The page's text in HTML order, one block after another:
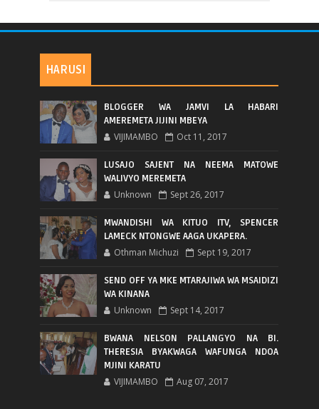
HARUSI
BLOGGER WA JAMVI LA HABARI
AMEREMETA JIJINI MBEYA
VIJIMAMBO Oct 11, 2017
LUSAJO SAJENT NA NEEMA MATOWE
WALIVYO MEREMETA
Unknown Sept 26, 2017
MWANDISHI WA KITUO ITV, SPENCER
LAMECK NTONGWE AAGA UKAPERA.
Othman Michuzi Sept 19, 2017
SEND OFF YA MKE MTARAJIWA WA MSAIDIZI
WA KINANA
Unknown Sept 14, 2017
BWANA NELSON PALLANGYO NA BI.
THERESIA BYAKWAGA WAFUNGA NDOA
MJINI KARATU
VIJIMAMBO Aug 07, 2017